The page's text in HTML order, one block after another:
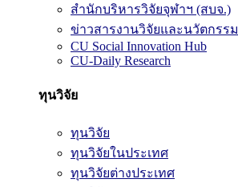
สำนักบริหารวิจัยจุฬาฯ (สบจ.)
ข่าวสารงานวิจัยและนวัตกรรม
CU Social Innovation Hub
CU-Daily Research
ทุนวิจัย
ทุนวิจัย
ทุนวิจัยในประเทศ
ทุนวิจัยต่างประเทศ